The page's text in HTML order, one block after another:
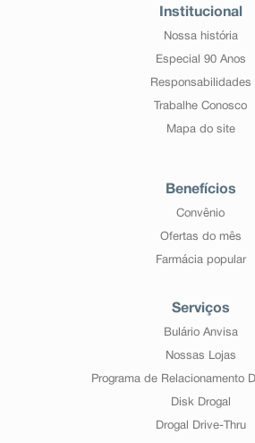
Institucional
Nossa história
Especial 90 Anos
Responsabilidades
Trabalhe Conosco
Mapa do site
Benefícios
Convênio
Ofertas do mês
Farmácia popular
Serviços
Bulário Anvisa
Nossas Lojas
Programa de Relacionamento
Disk Drogal
Drogal Drive-Thru